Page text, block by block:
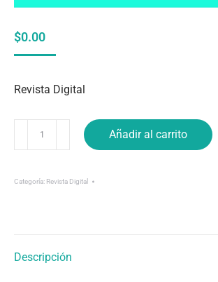
$0.00
Revista Digital
(Ed.
Añadir al carrito
Categoría: Revista Digital
Descripción